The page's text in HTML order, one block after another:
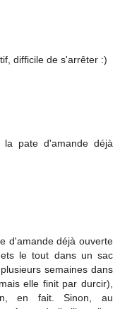
difficile de s'arrêter :)
pate d'amande déjà
d'amande déjà ouverte
le tout dans un sac
semaines dans
elle finit par durcir),
en fait. Sinon, au